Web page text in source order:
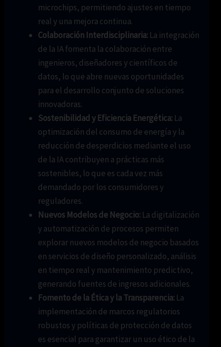
microchips, permitiendo ajustes en tiempo
real y una mejora continua.
Colaboración Interdisciplinaria: La integración
de la IA fomenta la colaboración entre
ingenieros, diseñadores y científicos de
datos, lo que abre nuevas oportunidades
para el desarrollo conjunto de soluciones
innovadoras.
Sostenibilidad y Eficiencia Energética: La
optimización del consumo de energía y la
reducción de desperdicios mediante el uso
de la IA contribuyen a prácticas más
sostenibles, lo que es cada vez más
demandado por los consumidores y
reguladores.
Nuevos Modelos de Negocio: La digitalización
y automatización de procesos permiten
explorar nuevos modelos de negocio basados
en servicios de diseño personalizado, análisis
en tiempo real y mantenimiento predictivo,
generando fuentes de ingresos adicionales.
Fomento de la Ética y la Transparencia: La
implementación de marcos regulatorios
robustos y políticas de protección de datos
es esencial para garantizar un uso ético de la